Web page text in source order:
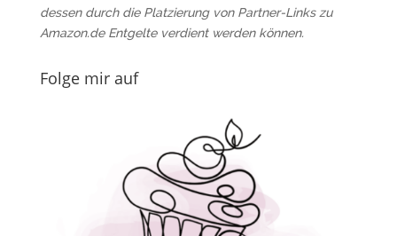
dessen durch die Platzierung von Partner-Links zu
Amazon.de Entgelte verdient werden können.
Folge mir auf